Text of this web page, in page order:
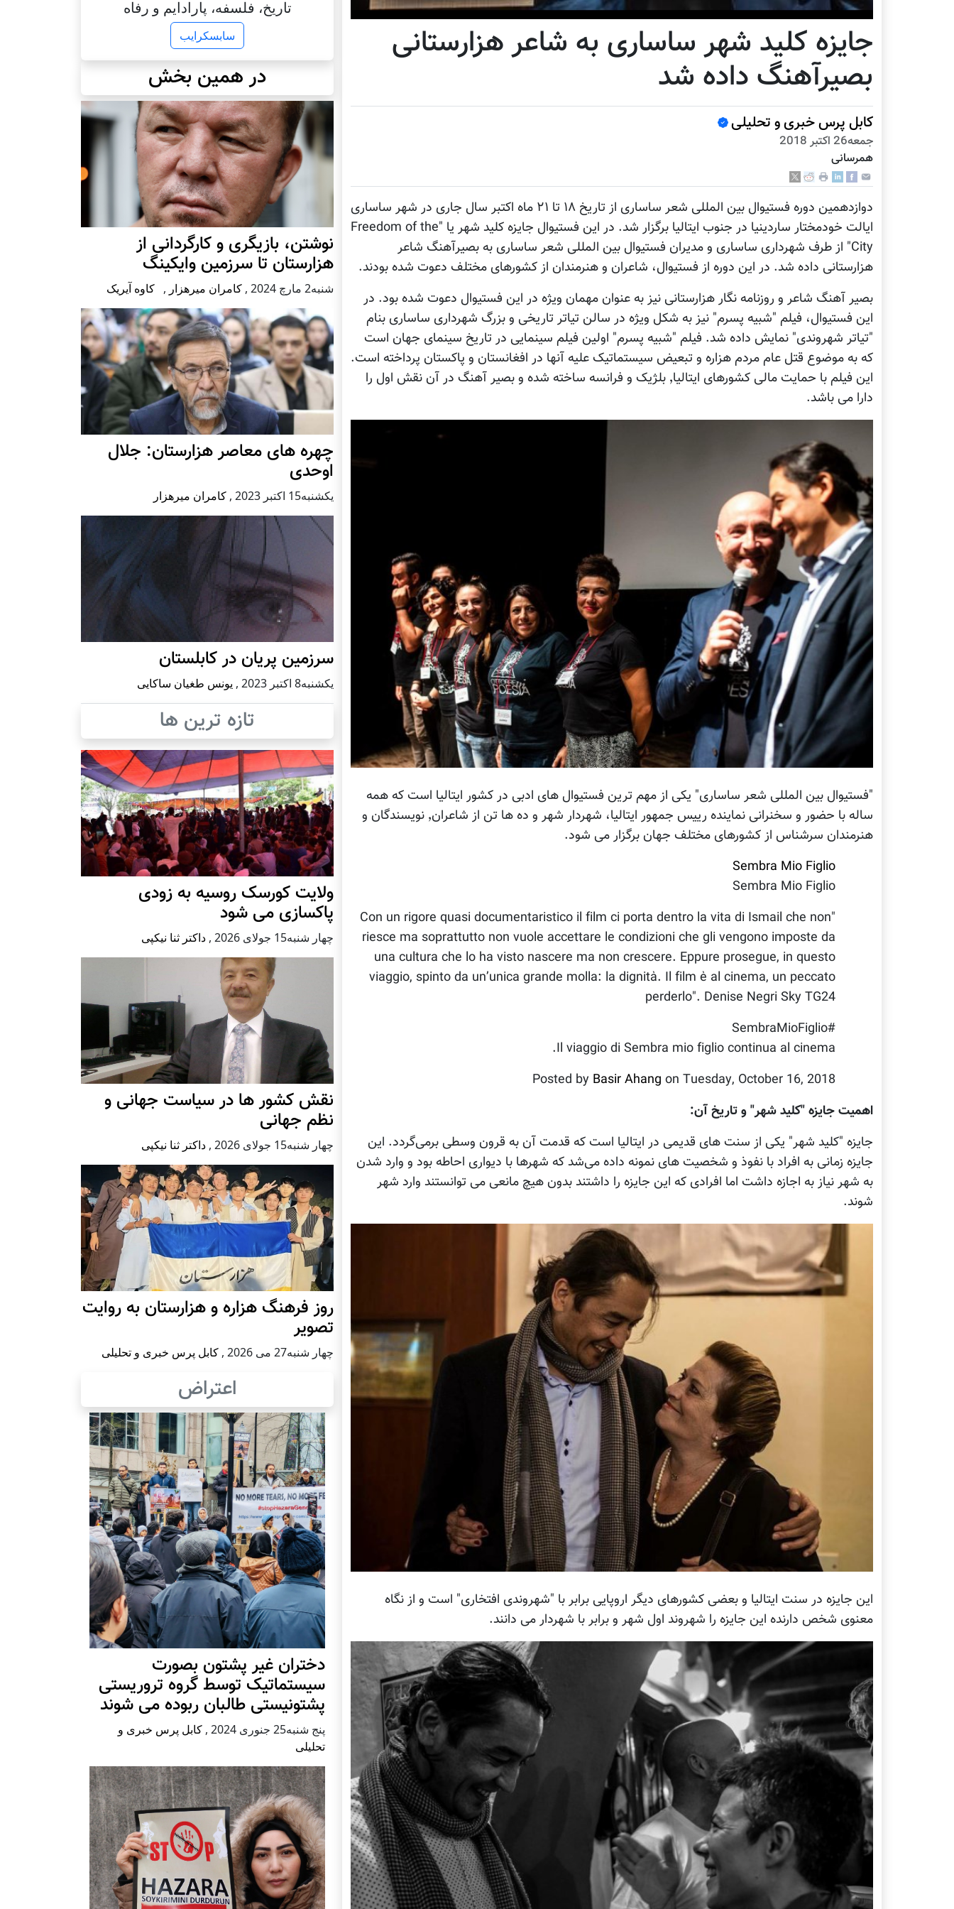
جایزه کلید شهر ساساری به شاعر هزارستانی
بصیرآهنگ داده شد
کابل پرس خبری و تحلیلی
جمعه26 اكتبر 2018
همرسانی
دوازدهمین دوره فستیوال بین المللی شعر ساساری از تاریخ ۱۸ تا ۲۱ ماه اکتبر سال جاری در شهر ساساری
ایالت خودمختار ساردینیا در جنوب ایتالیا برگزار شد. در این فستیوال جایزه کلید شهر یا "Freedom of the
City" از طرف شهرداری ساساری و مدیران فستیوال بین المللی شعر ساساری به بصیرآهنگ شاعر
هزارستانی داده شد. در این دوره از فستیوال، شاعران و هنرمندان از کشورهای مختلف دعوت شده بودند.
بصیر آهنگ شاعر و روزنامه نگار هزارستانی نیز به عنوان مهمان ویژه در این فستیوال دعوت شده بود. در
این فستیوال، فیلم "شبیه پسرم" نیز به شکل ویژه در سالن تیاتر تاریخی و بزرگ شهرداری ساساری بنام
"تیاتر شهروندی" نمایش داده شد. فیلم "شبیه پسرم" اولین فیلم سینمایی در تاریخ سینمای جهان است
که به موضوع قتل عام مردم هزاره و تبعیض سیستماتیک علیه آنها در افغانستان و پاکستان پرداخته است.
این فیلم با حمایت مالی کشورهای ایتالیا٬ بلژیک و فرانسه ساخته شده و بصیر آهنگ در آن نقش اول را
دارا می باشد.
"فستیوال بین المللی شعر ساساری" یکی از مهم ترین فستیوال های ادبی در کشور ایتالیا است که همه
ساله با حضور و سخنرانی نماینده رییس جمهور ایتالیا، شهردار شهر و ده ها تن از شاعران٬ نویسندگان و
هنرمندان سرشناس از کشورهای مختلف جهان برگزار می شود.
Sembra Mio Figlio
Sembra Mio Figlio
"Con un rigore quasi documentaristico il film ci porta dentro la vita di Ismail che non
riesce ma soprattutto non vuole accettare le condizioni che gli vengono imposte da
una cultura che lo ha visto nascere ma non crescere. Eppure prosegue, in questo
viaggio, spinto da un’unica grande molla: la dignità. Il film è al cinema, un peccato
perderlo". Denise Negri Sky TG24
#SembraMioFiglio
Il viaggio di Sembra mio figlio continua al cinema.
Posted by Basir Ahang on Tuesday, October 16, 2018
اهمیت جایزه "کلید شهر" و تاریخ آن:
جایزه "کلید شهر" یکی از سنت های قدیمی در ایتالیا است که قدمت آن به قرون وسطی برمی‌گردد. این
جایزه زمانی به افراد با نفوذ و شخصیت های نمونه داده می‌شد که شهرها با دیواری احاطه بود و وارد شدن
به شهر نیاز به اجازه داشت اما افرادی که این جایزه را داشتند بدون هیچ مانعی می توانستند وارد شهر
شوند.
این جایزه در سنت ایتالیا و بعضی کشورهای دیگر اروپایی برابر با "شهروندی افتخاری" است و از نگاه
معنوی شخص دارنده این جایزه را شهروند اول شهر و برابر با شهردار می دانند.
تاریخ، فلسفه، پارادایم و رفاه
سابسکرایب
در همین بخش
نوشتن، بازیگری و کارگردانی از
هزارستان تا سرزمین وایکینگ
شنبه2 مارچ 2024 , کامران میرهزار , کاوه آیریک
چهره های معاصر هزارستان: جلال
اوحدی
يكشنبه15 اكتبر 2023 , کامران میرهزار
سرزمین پریان در کابلستان
يكشنبه8 اكتبر 2023 , یونس طغیان ساکایی
تازه ترین ها
ولایت کورسک روسیه به زودی
پاکسازی می شود
چهار شنبه15 جولای 2026 , داکتر ثنا نیکپی
نقش کشور ها در سیاست جهانی و
نظم جهانی
چهار شنبه15 جولای 2026 , داکتر ثنا نیکپی
روز فرهنگ هزاره و هزارستان به روایت
تصویر
چهار شنبه27 می 2026 , کابل پرس خبری و تحلیلی
اعتراض
دختران غیر پشتون بصورت
سیستماتیک توسط گروه تروریستی
پشتونیستی طالبان ربوده می شوند
پنج شنبه25 جنوری 2024 , کابل پرس خبری و
تحلیلی